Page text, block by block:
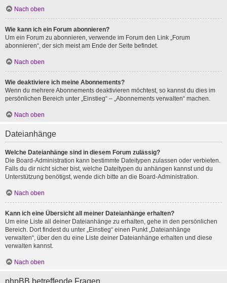
Nach oben
Wie kann ich ein Forum abonnieren?
Um ein Forum zu abonnieren, verwende im Forum den Link „Forum
abonnieren“, der sich meist am Ende der Seite befindet.
Nach oben
Wie deaktiviere ich meine Abonnements?
Wenn du mehrere Abonnements deaktivieren möchtest, so kannst du dies im
persönlichen Bereich unter „Einstieg“ – „Abonnements verwalten“ machen.
Nach oben
Dateianhänge
Welche Dateianhänge sind in diesem Forum zulässig?
Die Board-Administration kann bestimmte Dateitypen zulassen oder verbieten.
Falls du dir nicht sicher bist, welche Dateitypen du anhängen kannst und du
Unterstützung benötigst, wende dich bitte an die Board-Administration.
Nach oben
Kann ich eine Übersicht all meiner Dateianhänge erhalten?
Um eine Liste all deiner Dateianhänge zu erhalten, gehe in den persönlichen
Bereich. Dort findest du unter „Einstieg“ einen Punkt „Dateianhänge
verwalten“, über den du eine Liste deiner Dateianhänge erhalten und diese
verwalten kannst.
Nach oben
phpBB betreffende Fragen